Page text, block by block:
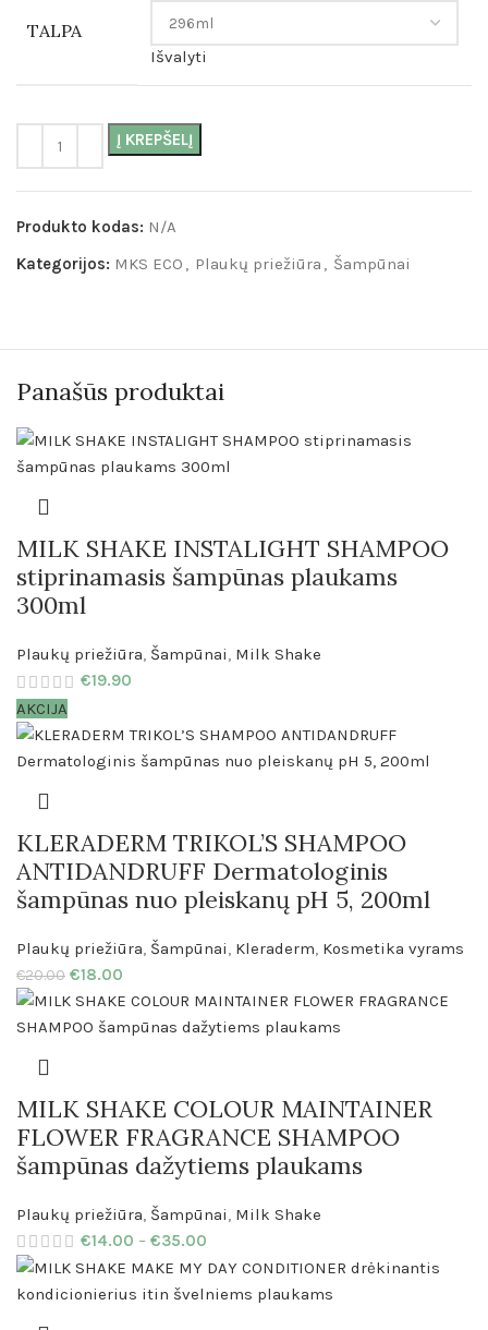
TALPA
Išvalyti
Į KREPŠELĮ
Produkto kodas: N/A
Kategorijos: MKS ECO , Plaukų priežiūra , Šampūnai
Panašūs produktai
MILK SHAKE INSTALIGHT SHAMPOO
stiprinamasis šampūnas plaukams
300ml
Plaukų priežiūra, Šampūnai, Milk Shake
€19.90
AKCIJA
KLERADERM TRIKOL’S SHAMPOO
ANTIDANDRUFF Dermatologinis
šampūnas nuo pleiskanų pH 5, 200ml
Plaukų priežiūra, Šampūnai, Kleraderm, Kosmetika vyrams
€20.00 €18.00
MILK SHAKE COLOUR MAINTAINER
FLOWER FRAGRANCE SHAMPOO
šampūnas dažytiems plaukams
Plaukų priežiūra, Šampūnai, Milk Shake
€14.00 – €35.00